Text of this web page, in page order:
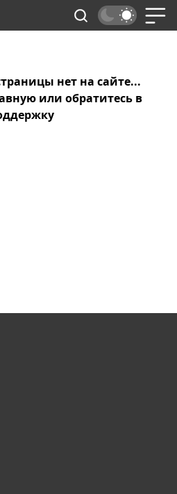
нет на сайте...
или обратитесь в